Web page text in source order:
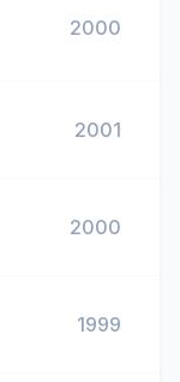
2000
2001
2000
1999